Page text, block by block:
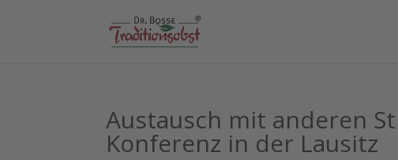
Austausch mit anderen
Konferenz in der Lausitz